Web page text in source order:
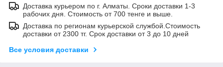
Доставка курьером по г. Алматы. Сроки доставки 1-3
рабочих дня. Стоимость от 700 тенге и выше.
Доставка по регионам курьерской службой.Стоимость
доставки от 2300 тг. Срок доставки от 3 до 10 дней
Все условия доставки